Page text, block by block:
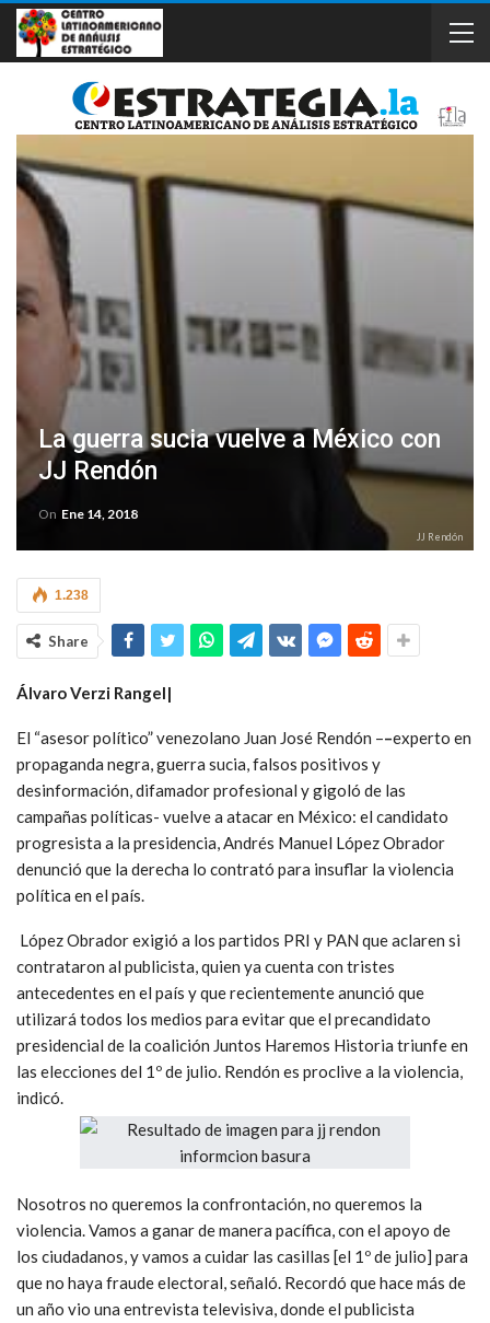
La guerra sucia vuelve a México con
JJ Rendón
On Ene 14, 2018
JJ Rendón
1.238
Share
Álvaro Verzi Rangel|
El “asesor político” venezolano Juan José Rendón ––experto en
propaganda negra, guerra sucia, falsos positivos y
desinformación, difamador profesional y gigoló de las
campañas políticas- vuelve a atacar en México: el candidato
progresista a la presidencia, Andrés Manuel López Obrador
denunció que la derecha lo contrató para insuflar la violencia
política en el país.
López Obrador exigió a los partidos PRI y PAN que aclaren si
contrataron al publicista, quien ya cuenta con tristes
antecedentes en el país y que recientemente anunció que
utilizará todos los medios para evitar que el precandidato
presidencial de la coalición Juntos Haremos Historia triunfe en
las elecciones del 1º de julio. Rendón es proclive a la violencia,
indicó.
Nosotros no queremos la confrontación, no queremos la
violencia. Vamos a ganar de manera pacífica, con el apoyo de
los ciudadanos, y vamos a cuidar las casillas [el 1º de julio] para
que no haya fraude electoral, señaló. Recordó que hace más de
un año vio una entrevista televisiva, donde el publicista